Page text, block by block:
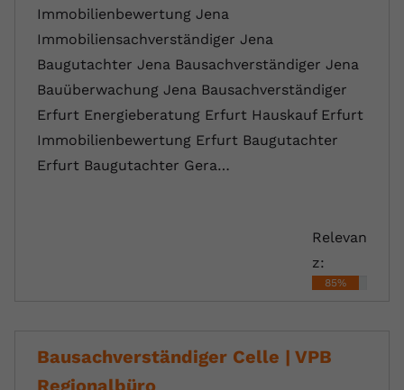
Immobilienbewertung Jena
Immobiliensachverständiger Jena
Baugutachter Jena Bausachverständiger Jena
Bauüberwachung Jena Bausachverständiger
Erfurt Energieberatung Erfurt Hauskauf Erfurt
Immobilienbewertung Erfurt Baugutachter
Erfurt Baugutachter Gera…
Relevan
z:
85%
Bausachverständiger Celle | VPB